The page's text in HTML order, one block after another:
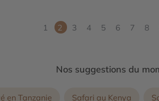
1 2 3 4 5 6 7 8
Nos suggestions du
en Tanzanie Safari au Kenya